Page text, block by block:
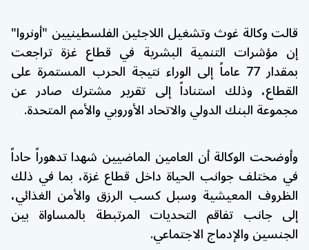
قالت وكالة غوث وتشغيل اللاجئين الفلسطينيين "أونروا"
إن مؤشرات التنمية البشرية في قطاع غزة تراجعت
بمقدار 77 عاماً إلى الوراء نتيجة الحرب المستمرة على
القطاع، وذلك استناداً إلى تقرير مشترك صادر عن
مجموعة البنك الدولي والاتحاد الأوروبي والأمم المتحدة.
وأوضحت الوكالة أن العامين الماضيين شهدا تدهوراً حاداً
في مختلف جوانب الحياة داخل قطاع غزة، بما في ذلك
الظروف المعيشية وسبل كسب الرزق والأمن الغذائي،
إلى جانب تفاقم التحديات المرتبطة بالمساواة بين
الجنسين والإدماج الاجتماعي.